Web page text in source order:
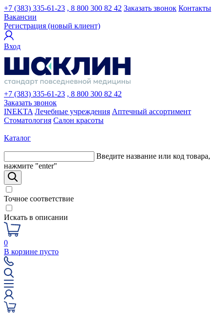
+7 (383) 335-61-23 , 8 800 300 82 42 Заказать звонок Контакты
Вакансии
Регистрация (новый клиент)
Вход
+7 (383) 335-61-23 , 8 800 300 82 42
Заказать звонок
INEKTA Лечебные учреждения Аптечный ассортимент
Стоматология Салон красоты
Каталог
Введите название или код товара,
нажмите "enter"
Точное соответствие
Искать в описании
0
В корзине пусто